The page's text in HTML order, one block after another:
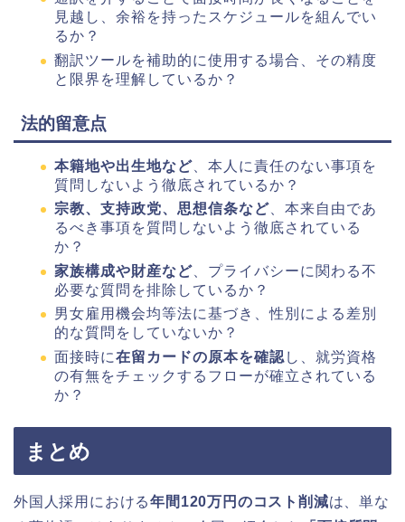
見越し、余裕を持ったスケジュールを組んでい
るか？
翻訳ツールを補助的に使用する場合、その精度
と限界を理解しているか？
法的留意点
本籍地や出生地など 、本人に責任のない事項を
質問しないよう徹底されているか？
宗教、支持政党、思想信条など 、本来自由であ
るべき事項を質問しないよう徹底されている
か？
家族構成や財産など 、プライバシーに関わる不
必要な質問を排除しているか？
男女雇用機会均等法に基づき、性別による差別
的な質問をしていないか？
面接時に在留カードの原本を確認 し、就労資格
の有無をチェックするフローが確立されている
か？
まとめ
外国人採用における年間120万円のコスト削減は、単な